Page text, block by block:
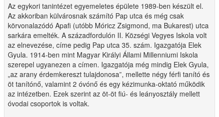
Az egykori tanintézet egyemeletes épülete 1989-ben készült el.
Az akkoriban külvárosnak számító Pap utca és még csak
körvonalazódó Apafi (utóbb Móricz Zsigmond, ma Bukarest) utca
sarkára emelték. A századfordulón II. Községi Vegyes Iskola volt
az elnevezése, címe pedig Pap utca 35. szám. Igazgatója Elek
Gyula. 1914-ben mint Magyar Királyi Állami Millenniumi Iskola
szerepel ugyanezen a címen. Igazgatója még mindig Elek Gyula,
„az arany érdemkereszt tulajdonosa”, mellette négy férfi tanító és
öt tanítónő, valamint 2 óvónő és egy kézimunka-oktató működik
az intézetben. Ezek szerint az öt-öt fiú- és leányosztály mellett
óvodai csoportok is voltak.